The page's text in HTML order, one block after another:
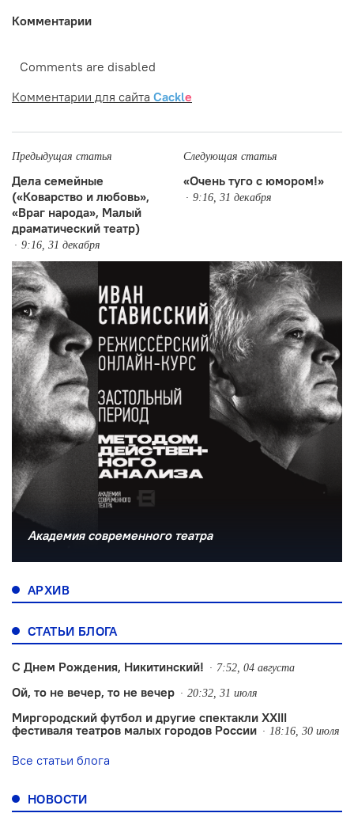
Комментарии
Comments are disabled
Комментарии для сайта Cackle
Предыдущая статья
Дела семейные
(«Коварство и любовь»,
«Враг народа», Малый
драматический театр)
9:16, 31 декабря
Следующая статья
«Очень туго с юмором!»
9:16, 31 декабря
Академия современного театра
АРХИВ
СТАТЬИ БЛОГА
С Днем Рождения, Никитинский! 7:52, 04 августа
Ой, то не вечер, то не вечер 20:32, 31 июля
Миргородский футбол и другие спектакли XXIII
фестиваля театров малых городов России
18:16, 30 июля
Все статьи блога
НОВОСТИ